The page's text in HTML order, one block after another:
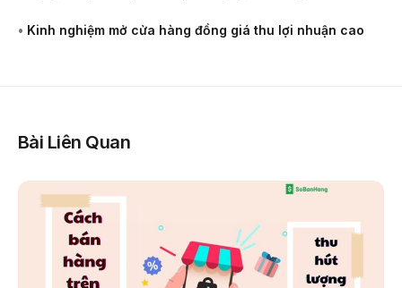
• Kinh nghiệm mở cửa hàng đồng giá thu lợi nhuận cao
Bài Liên Quan